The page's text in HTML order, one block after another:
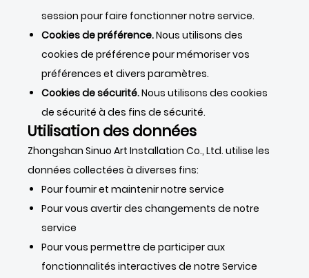
session pour faire fonctionner notre service.
Cookies de préférence.Nous utilisons des
cookies de préférence pour mémoriser vos
préférences et divers paramètres.
Cookies de sécurité.Nous utilisons des cookies
de sécurité à des fins de sécurité.
Utilisation des données
Zhongshan Sinuo Art Installation Co., Ltd. utilise les
données collectées à diverses fins:
Pour fournir et maintenir notre service
Pour vous avertir des changements de notre
service
Pour vous permettre de participer aux
fonctionnalités interactives de notre Service